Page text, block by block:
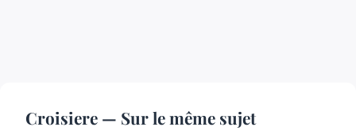
Croisiere — Sur le même sujet